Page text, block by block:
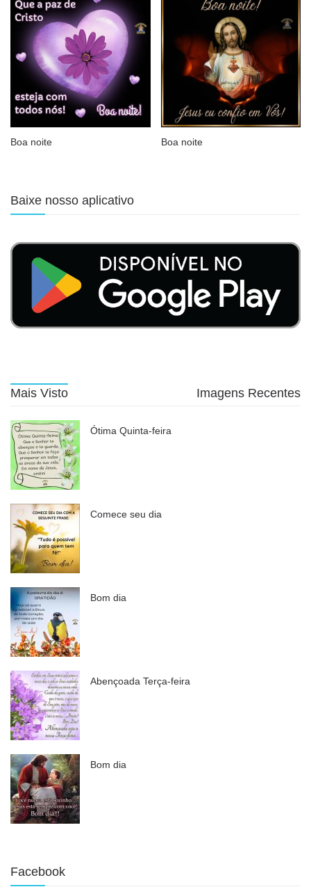
Boa noite Boa noite
Baixe nosso aplicativo
Mais Visto Imagens Recentes
Ótima Quinta-feira
Comece seu dia
Bom dia
Abençoada Terça-feira
Bom dia
Facebook